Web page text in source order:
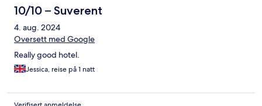
10/10 – Suverent
4. aug. 2024
Oversett med Google
Really good hotel.
Jessica, reise på 1 natt